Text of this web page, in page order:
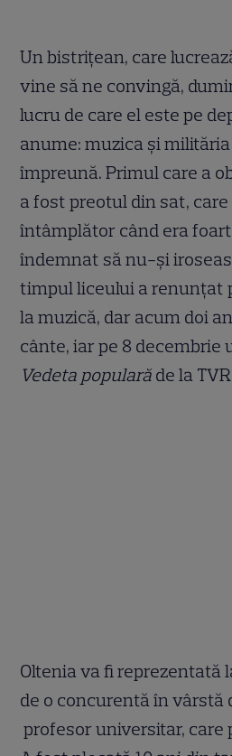
Un bistriţean, care
vine să ne convingă,
lucru de care el este pe
anume: muzica şi
împreună. Primul care a
a fost preotul din sat,
întâmplător când era
îndemnat să nu-şi
timpul liceului a renunţat
la muzică, dar acum doi
cânte, iar pe 8 decembrie
Vedeta populară de la TVR
Oltenia va fi reprezentată
de o concurentă în vârstă
profesor universitar, care